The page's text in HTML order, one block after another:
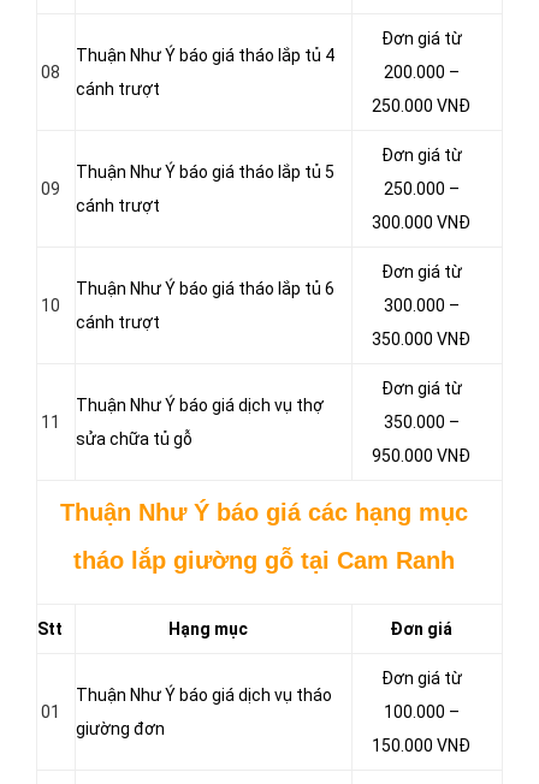
08
Thuận Như Ý báo giá tháo lắp tủ 4
cánh trượt
Đơn giá từ
200.000 –
250.000 VNĐ
09
Thuận Như Ý báo giá tháo lắp tủ 5
cánh trượt
Đơn giá từ
250.000 –
300.000 VNĐ
10
Thuận Như Ý báo giá tháo lắp tủ 6
cánh trượt
Đơn giá từ
300.000 –
350.000 VNĐ
11
Thuận Như Ý báo giá dịch vụ thợ
sửa chữa tủ gỗ
Đơn giá từ
350.000 –
950.000 VNĐ
Thuận Như Ý báo giá các hạng mục
tháo lắp giường gỗ tại Cam Ranh
Stt Hạng mục Đơn giá
01
Thuận Như Ý báo giá dịch vụ tháo
giường đơn
Đơn giá từ
100.000 –
150.000 VNĐ